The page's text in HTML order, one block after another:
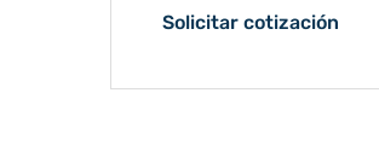
Solicitar cotización